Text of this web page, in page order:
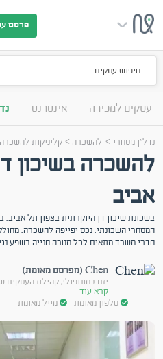
פרסם
חיפוש עסקים
עסקים למכירה אינטרנט
נדל"ן מסחרי> להשכרה >קליניקות להשכרה
להשכרה בשיכון
אביב
בשכונת שיכון דן היוקרתית בצפון תל אביב.
חדרי משרד מתאים לכל מטרה חנייה בשפע
Chen (מפרסם מאומת)
יזם במונופולי, קהילת העסקים
קרא עוד
טלפון מאומת
מייל מאומת